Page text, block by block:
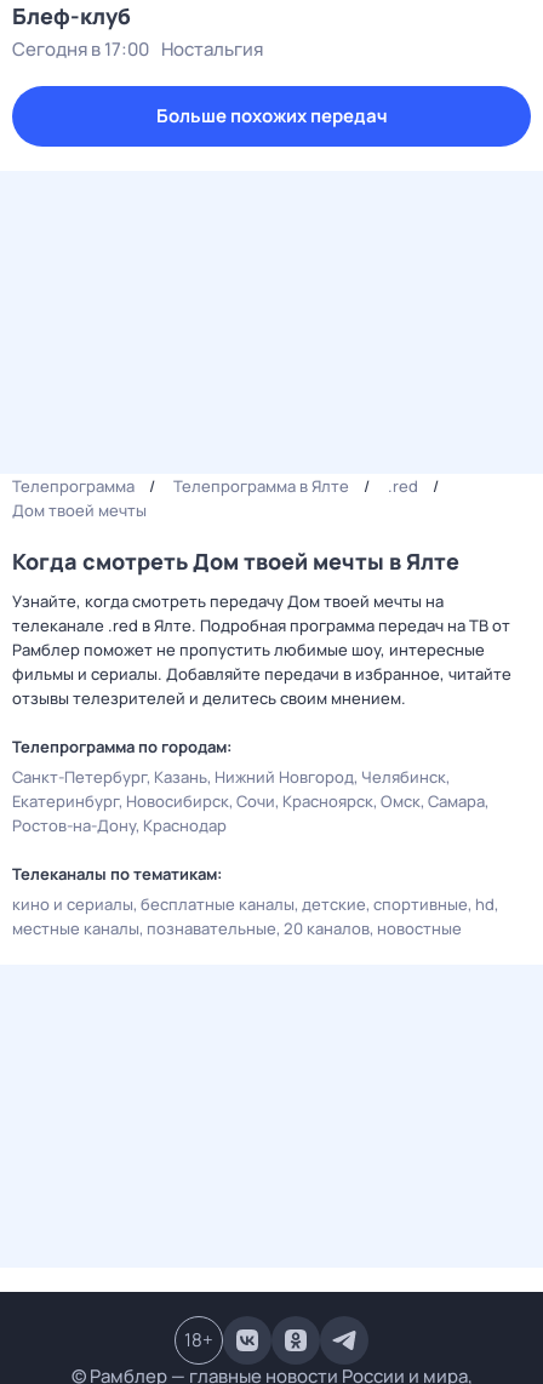
Блеф-клуб
Сегодня в 17:00 Ностальгия
Больше похожих передач
Телепрограмма Телепрограмма в Ялте
.red
Дом твоей мечты
Когда смотреть Дом твоей мечты в Ялте
Узнайте, когда смотреть передачу Дом твоей мечты на
телеканале .red в Ялте. Подробная программа передач на ТВ от
Рамблер поможет не пропустить любимые шоу, интересные
фильмы и сериалы. Добавляйте передачи в избранное, читайте
отзывы телезрителей и делитесь своим мнением.
Телепрограмма по городам:
Санкт-Петербург Казань Нижний Новгород Челябинск
Екатеринбург Новосибирск Сочи Красноярск Омск Самара
Ростов-на-Дону Краснодар
Телеканалы по тематикам:
кино и сериалы бесплатные каналы детские спортивные hd
местные каналы познавательные 20 каналов новостные
© Рамблер — главные новости России и мира,
18+